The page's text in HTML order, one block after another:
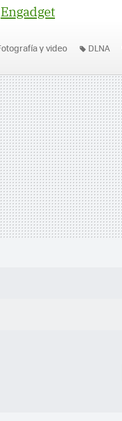
Engadget
y video DLNA